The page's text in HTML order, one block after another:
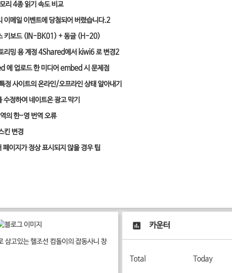
리 4종 읽기 속도 비교
이메일 이벤트에 당첨되어 버렸습니다.2
키보드 (IN-BK01) + 동글 (H-20)
리밍 용 계정 4Shared에서 kiwi6 로 변경2
에 업로드 한 미디어 embed 시 문제점
정 사이트의 온라인/오프라인 상태 알아내기
정하여 네이트온 광고 막기
의 한-영 번역 오류
킨 변경
페이지가 정상 표시되지 않을 경우 팁
삼고있는 헬조선 컴돌이의 잡동사니 창
카운터
Total Today